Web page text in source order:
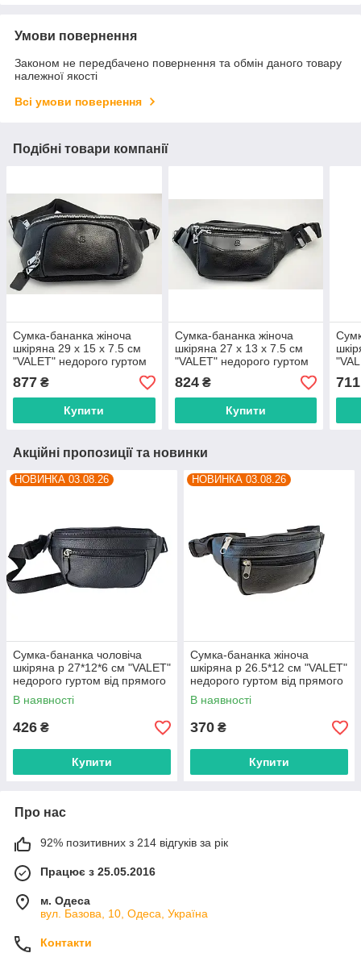
Умови повернення
Законом не передбачено повернення та обмін даного товару
належної якості
Всі умови повернення
Подібні товари компанії
Сумка-бананка жіноча
шкіряна 29 х 15 х 7.5 см
"VALET" недорого гуртом
постачальника
877 ₴
Купити
Сумка-бананка жіноча
шкіряна 27 х 13 х 7.5 см
"VALET" недорого гуртом
постачальника
824₴
Купити
711
Акційні пропозиції та новинки
НОВИНКА 03.08.26
Сумка-бананка чоловіча
шкіряна р 27*12*6 см "VALET"
недорого гуртом від прямого
постачальника
В наявності
426 ₴
Купити
НОВИНКА 03.08.26
Сумка-бананка жіноча
шкіряна р 26.5*12 см "VALET"
недорого гуртом від прямого
постачальника
В наявності
370 ₴
Купити
Про нас
92% позитивних з 214 відгуків за рік
Працює з 25.05.2016
м. Одеса
вул. Базова, 10, Одеса, Україна
Контакти